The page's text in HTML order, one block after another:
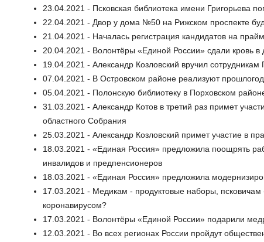
23.04.2021 - Псковская библиотека имени Григорьева
22.04.2021 - Двор у дома №50 на Рижском проспекте
21.04.2021 - Началась регистрация кандидатов на
20.04.2021 - Волонтёры «Единой России» сдали кровь в
19.04.2021 - Александр Козловский вручил
07.04.2021 - В Островском районе реализуют
05.04.2021 - Полонскую библиотеку в Порховском
31.03.2021 - Александр Котов в третий раз примет
областного Собрания
25.03.2021 - Александр Козловский примет участие в
18.03.2021 - «Единая Россия» предложила поощрять
инвалидов и предпенсионеров
18.03.2021 - «Единая Россия» предложила
17.03.2021 - Медикам - продуктовые наборы, псковичам
коронавирусом?
17.03.2021 - Волонтёры «Единой России» подарили
12.03.2021 - Во всех регионах России пройдут